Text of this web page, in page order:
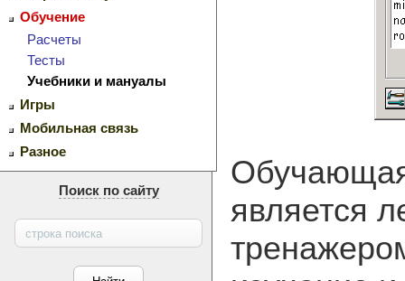
Обучение
Расчеты
Тесты
Учебники и мануалы
Игры
Мобильная связь
Разное
Поиск по сайту
является